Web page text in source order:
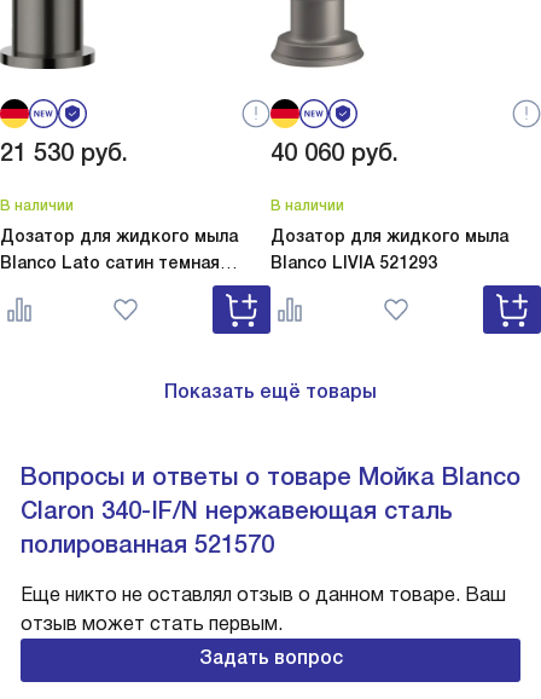
21 530 руб.
В наличии
Дозатор для жидкого мыла
Blanco Lato сатин темная
Lato сатин темная сталь
527743
40 060 руб.
В наличии
Дозатор для жидкого мыла
Blanco LIVIA 521293
Показать ещё товары
Вопросы и ответы о товаре Мойка Blanco
Claron 340-IF/N нержавеющая сталь
полированная 521570
Еще никто не оставлял отзыв о данном товаре. Ваш
отзыв может стать первым.
Задать вопрос